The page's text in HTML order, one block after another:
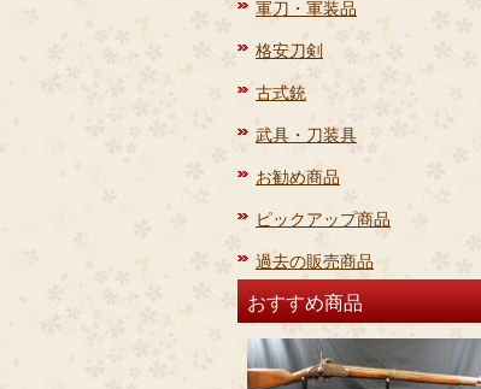
軍刀・軍装品
格安刀剣
古式銃
武具・刀装具
お勧め商品
ピックアップ商品
過去の販売商品
おすすめ商品